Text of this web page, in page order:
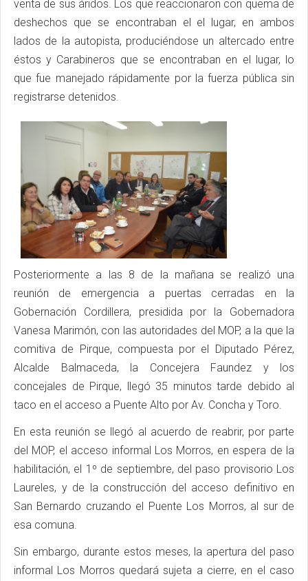
venta de sus áridos. Los que reaccionaron con quema de
deshechos que se encontraban el el lugar, en ambos
lados de la autopista, produciéndose un altercado entre
éstos y Carabineros que se encontraban en el lugar, lo
que fue manejado rápidamente por la fuerza pública sin
registrarse detenidos.
Posteriormente a las 8 de la mañana se realizó una
reunión de emergencia a puertas cerradas en la
Gobernación Cordillera, presidida por la Gobernadora
Vanesa Marimón, con las autoridades del MOP, a la que la
comitiva de Pirque, compuesta por el Diputado Pérez,
Alcalde Balmaceda, la Concejera Faundez y los
concejales de Pirque, llegó 35 minutos tarde debido al
taco en el acceso a Puente Alto por Av. Concha y Toro.
En esta reunión se llegó al acuerdo de reabrir, por parte
del MOP, el acceso informal Los Morros, en espera de la
habilitación, el 1º de septiembre, del paso provisorio Los
Laureles, y de la construcción del acceso definitivo en
San Bernardo cruzando el Puente Los Morros, al sur de
esa comuna.
Sin embargo, durante estos meses, la apertura del paso
informal Los Morros quedará sujeta a cierre, en el caso